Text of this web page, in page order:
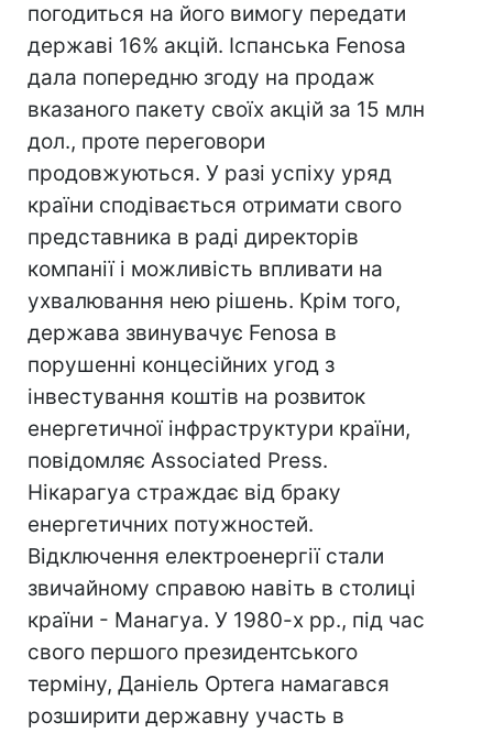
погодиться на його вимогу передати
державі 16% акцій. Іспанська Fenosa
дала попередню згоду на продаж
вказаного пакету своїх акцій за 15 млн
дол., проте переговори
продовжуються. У разі успіху уряд
країни сподівається отримати свого
представника в раді директорів
компанії і можливість впливати на
ухвалювання нею рішень. Крім того,
держава звинувачує Fenosa в
порушенні концесійних угод з
інвестування коштів на розвиток
енергетичної інфраструктури країни,
повідомляє Associated Press.
Нікарагуа страждає від браку
енергетичних потужностей.
Відключення електроенергії стали
звичайному справою навіть в столиці
країни - Манагуа. У 1980-х рр., під час
свого першого президентського
терміну, Даніель Ортега намагався
розширити державну участь в